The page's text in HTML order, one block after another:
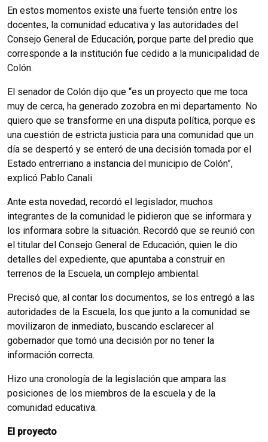
En estos momentos existe una fuerte tensión entre los
docentes, la comunidad educativa y las autoridades del
Consejo General de Educación, porque parte del predio que
corresponde a la institución fue cedido a la municipalidad de
Colón.
El senador de Colón dijo que “es un proyecto que me toca
muy de cerca, ha generado zozobra en mi departamento. No
quiero que se transforme en una disputa política, porque es
una cuestión de estricta justicia para una comunidad que un
día se despertó y se enteró de una decisión tomada por el
Estado entrerriano a instancia del municipio de Colón”,
explicó Pablo Canali.
Ante esta novedad, recordó el legislador, muchos
integrantes de la comunidad le pidieron que se informara y
los informara sobre la situación. Recordó que se reunió con
el titular del Consejo General de Educación, quien le dio
detalles del expediente, que apuntaba a construir en
terrenos de la Escuela, un complejo ambiental.
Precisó que, al contar los documentos, se los entregó a las
autoridades de la Escuela, los que junto a la comunidad se
movilizaron de inmediato, buscando esclarecer al
gobernador que tomó una decisión por no tener la
información correcta.
Hizo una cronología de la legislación que ampara las
posiciones de los miembros de la escuela y de la
comunidad educativa.
El proyecto